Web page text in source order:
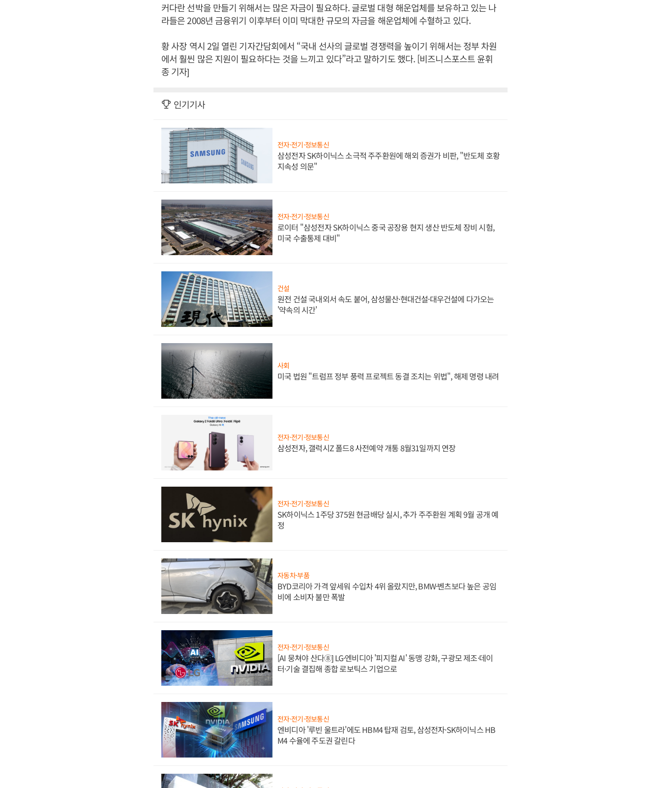
커다란 선박을 만들기 위해서는 많은 자금이 필요하다. 글로벌 대형 해운업체를 보유하고 있는 나
라들은 2008년 금융위기 이후부터 이미 막대한 규모의 자금을 해운업체에 수혈하고 있다.
황 사장 역시 2일 열린 기자간담회에서 “국내 선사의 글로벌 경쟁력을 높이기 위해서는 정부 차원
에서 훨씬 많은 지원이 필요하다는 것을 느끼고 있다”라고 말하기도 했다. [비즈니스포스트 윤휘
종 기자]
인기기사
전자·전기·정보통신
삼성전자 SK하이닉스 소극적 주주환원에 해외 증권가 비판, "반도체 호황
지속성 의문"
전자·전기·정보통신
로이터 "삼성전자 SK하이닉스 중국 공장용 현지 생산 반도체 장비 시험,
미국 수출통제 대비"
건설
원전 건설 국내외서 속도 붙어, 삼성물산·현대건설·대우건설에 다가오는
'약속의 시간'
사회
미국 법원 "트럼프 정부 풍력 프로젝트 동결 조치는 위법", 해제 명령 내려
전자·전기·정보통신
삼성전자, 갤럭시Z 폴드8 사전예약 개통 8월31일까지 연장
전자·전기·정보통신
SK하이닉스 1주당 375원 현금배당 실시, 추가 주주환원 계획 9월 공개 예
정
자동차·부품
BYD코리아 가격 앞세워 수입차 4위 올랐지만, BMW·벤츠보다 높은 공임
비에 소비자 불만 폭발
전자·전기·정보통신
[AI 뭉쳐야 산다⑧] LG·엔비디아 '피지컬 AI' 동맹 강화, 구광모 제조·데이
터·기술 결집해 종합 로보틱스 기업으로
전자·전기·정보통신
엔비디아 '루빈 울트라'에도 HBM4 탑재 검토, 삼성전자·SK하이닉스 HB
M4 수율에 주도권 갈린다